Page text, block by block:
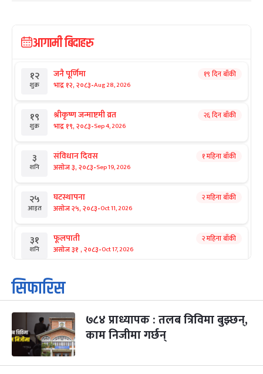
आगामी बिदाहरु
१२
शुक्र
जनै पूर्णिमा
भाद्र १२, २०८३-Aug 28, 2026
१९ दिन बाँकी
१९
शुक्र
श्रीकृष्ण जन्माष्टमी व्रत
भाद्र १९, २०८३-Sep 4, 2026
२६ दिन बाँकी
३
शनि
संविधान दिवस
असोज ३, २०८३-Sep 19, 2026
१ महिना बाँकी
२५
आइत
घटस्थापना
असोज २५, २०८३-Oct 11, 2026
२ महिना बाँकी
३१
शनि
फूलपाती
असोज ३१ , २०८३-Oct 17, 2026
२ महिना बाँकी
१
आइत
कार्तिक सङ्क्रान्ति
कार्तिक १, २०८३
३
मंगल
महानवमी
कार्तिक ३, २०८३-Oct 20, 2026
२ महिना बाँकी
४
सिफारिस
७८४ प्राध्यापक : तलब त्रिविमा बुझ्छन्,
काम निजीमा गर्छन्